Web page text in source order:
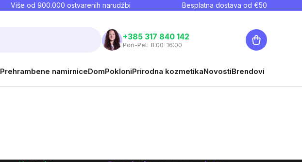
Više od 900.000 ostvarenih narudžbi Besplatna dostava od €50
+385 317 840 142
Pon-Pet: 8:00-16:00
Košarica
Prehrambene namirniceDomPokloniPrirodna kozmetikaNovostiBrendovi